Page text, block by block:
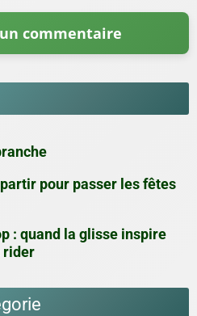
pour passer les fêtes
: quand la glisse inspire
rider